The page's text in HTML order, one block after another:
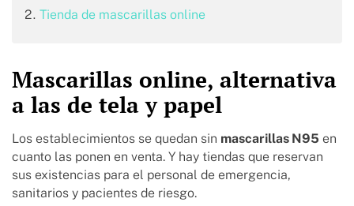
Tienda de mascarillas online
Mascarillas online, alternativa
a las de tela y papel
Los establecimientos se quedan sin mascarillas N95 en
cuanto las ponen en venta. Y hay tiendas que reservan
sus existencias para el personal de emergencia,
sanitarios y pacientes de riesgo.